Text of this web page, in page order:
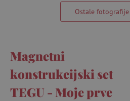
Ostale fotografije
Magnetni
konstrukcijski set
TEGU - Moje prve